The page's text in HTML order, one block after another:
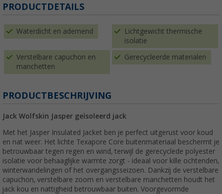
PRODUCTDETAILS
Waterdicht en ademend
Lichtgewicht thermische
isolatie
Verstelbare capuchon en
manchetten
Gerecycleerde materialen
PRODUCTBESCHRIJVING
Jack Wolfskin Jasper geïsoleerd jack
Met het Jasper Insulated Jacket ben je perfect uitgerust voor koud
en nat weer. Het lichte Texapore Core buitenmateriaal beschermt je
betrouwbaar tegen regen en wind, terwijl de gerecyclede polyester
isolatie voor behaaglijke warmte zorgt - ideaal voor kille ochtenden,
winterwandelingen of het overgangsseizoen. Dankzij de verstelbare
capuchon, verstelbare zoom en verstelbare manchetten houdt het
jack kou en nattigheid betrouwbaar buiten. Voorgevormde